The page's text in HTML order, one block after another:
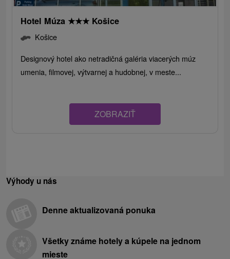
Hotel Múza ★★★ Košice
Košice
Designový hotel ako netradičná galéria viacerých múz
umenia, filmovej, výtvarnej a hudobnej, v meste...
ZOBRAZIŤ
Výhody u nás
Denne aktualizovaná ponuka
Všetky známe hotely a kúpele na jednom
mieste